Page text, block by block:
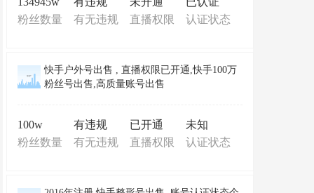
粉丝数量
有无违规 直播权限 认证状态
快手户外号出售 , 直播权限已开通,快手100万
粉丝号出售,高质量账号出售
100w 有违规 已开通
未知
粉丝数量
有无违规 直播权限 认证状态